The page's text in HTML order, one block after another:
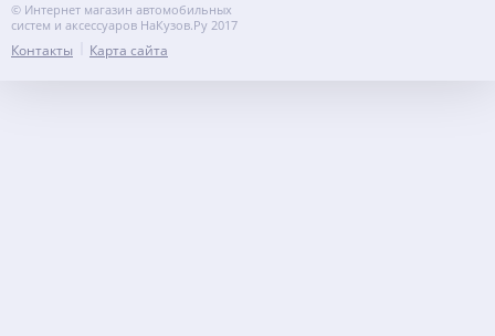
© Интернет магазин автомобильных
систем и аксессуаров НаКузов.Ру 2017
Контакты Карта сайта